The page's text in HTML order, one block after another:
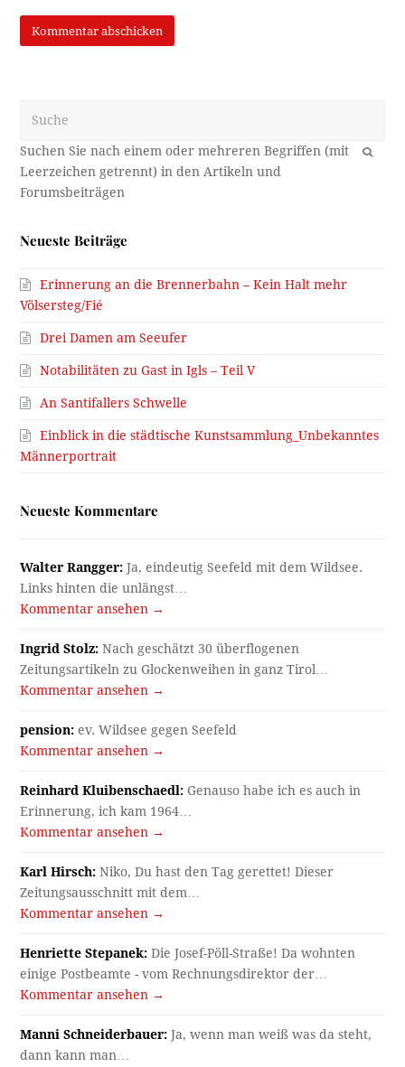
OK
Neueste Beiträge
Erinnerung an die Brennerbahn – Kein Halt mehr
Völsersteg/Fié
Drei Damen am Seeufer
Notabilitäten zu Gast in Igls – Teil V
An Santifallers Schwelle
Einblick in die städtische Kunstsammlung_Unbekanntes
Männerportrait
Neueste Kommentare
Walter Rangger: Ja, eindeutig Seefeld mit dem Wildsee.
Links hinten die unlängst…
Kommentar ansehen →
Ingrid Stolz: Nach geschätzt 30 überflogenen
Zeitungsartikeln zu Glockenweihen in ganz Tirol…
Kommentar ansehen →
pension: ev. Wildsee gegen Seefeld
Kommentar ansehen →
Reinhard Kluibenschaedl: Genauso habe ich es auch in
Erinnerung, ich kam 1964…
Kommentar ansehen →
Karl Hirsch: Niko, Du hast den Tag gerettet! Dieser
Zeitungsausschnitt mit dem…
Kommentar ansehen →
Henriette Stepanek: Die Josef-Pöll-Straße! Da wohnten
einige Postbeamte - vom Rechnungsdirektor der…
Kommentar ansehen →
Manni Schneiderbauer: Ja, wenn man weiß was da steht,
dann kann man…